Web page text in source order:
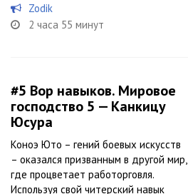
Zodik
2 часа 55 минут
#5 Вор навыков. Мировое
господство 5 — Канкицу
Юсура
Коноэ Юто – гений боевых искусств
– оказался призванным в другой мир,
где процветает работорговля.
Используя свой читерский навык